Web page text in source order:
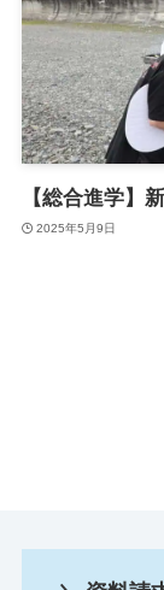
【総合進学】
2025年5月9日